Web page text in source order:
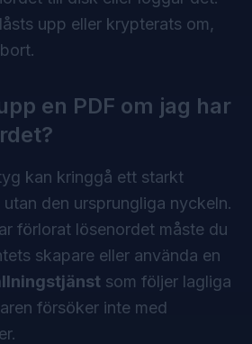
upp eller krypterats om,
en PDF om jag har
kan kringgå ett starkt
utan den ursprungliga nyckeln.
förlorat lösenordet måste du
skapare eller använda en
som följer lagliga
försöker inte med